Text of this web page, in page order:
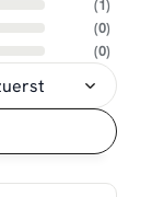
(1)
(0)
(0)